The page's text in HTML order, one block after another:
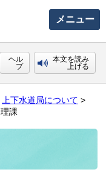
メニュー
ヘル
プ
本文を読み
上げる
上下水道局について >
課